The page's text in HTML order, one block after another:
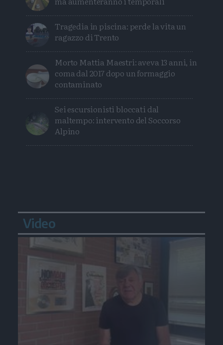
Tragedia in piscina: perde la vita un
ragazzo di Trento
Morto Mattia Maestri: aveva 13 anni, in
coma dal 2017 dopo un formaggio
contaminato
Sei escursionisti bloccati dal
maltempo: intervento del Soccorso
Alpino
Video